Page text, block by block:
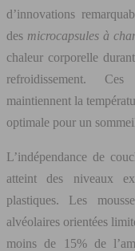
d’innovations
des microcapsules à
chaleur corporelle
refroidissement. Ces
maintiennent la
optimale pour un
L’indépendance de
atteint des niveaux
plastiques. Les
alvéolaires orientées
moins de 15% de